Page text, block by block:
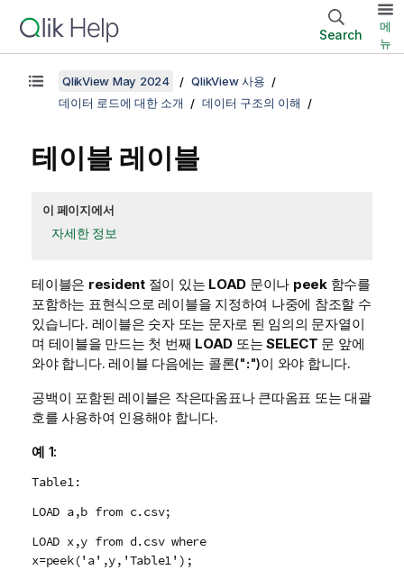
Search
메
뉴
QlikView May 2024
QlikView 사용
데이터 로드에 대한 소개
데이터 구조의 이해
테이블 레이블
이 페이지에서
자세한 정보
테이블은 resident절이 있는 LOAD 문이나 peek함수를
포함하는 표현식으로 레이블을 지정하여 나중에 참조할 수
있습니다. 레이블은 숫자 또는 문자로 된 임의의 문자열이
며 테이블을 만드는 첫 번째 LOAD 또는 SELECT 문 앞에
와야 합니다. 레이블 다음에는 콜론(":")이 와야 합니다.
공백이 포함된 레이블은 작은따옴표나 큰따옴표 또는 대괄
호를 사용하여 인용해야 합니다.
예 1:
Table1:
LOAD a,b from c.csv;
LOAD x,y from d.csv where
x=peek('a',y,'Table1');